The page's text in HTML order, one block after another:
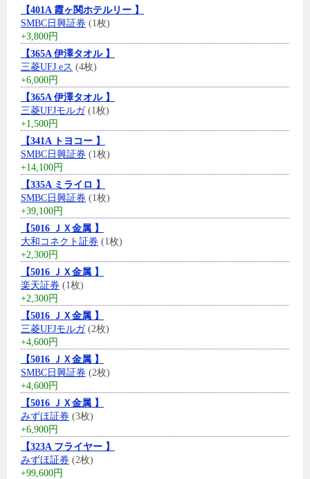
【401A 霞ヶ関ホテルリー 】
SMBC日興証券 (1枚)
+3,800円
【365A 伊澤タオル 】
三菱UFJ eス (4枚)
+6,000円
【365A 伊澤タオル 】
三菱UFJモルガ(1枚)
+1,500円
【341A トヨコー 】
SMBC日興証券 (1枚)
+14,100円
【335A ミライロ 】
SMBC日興証券 (1枚)
+39,100円
【5016 ＪＸ金属 】
大和コネクト証券 (1枚)
+2,300円
【5016 ＪＸ金属 】
楽天証券 (1枚)
+2,300円
【5016 ＪＸ金属 】
三菱UFJモルガ(2枚)
+4,600円
【5016 ＪＸ金属 】
SMBC日興証券 (2枚)
+4,600円
【5016 ＪＸ金属 】
みずほ証券 (3枚)
+6,900円
【323A フライヤー 】
みずほ証券 (2枚)
+99,600円